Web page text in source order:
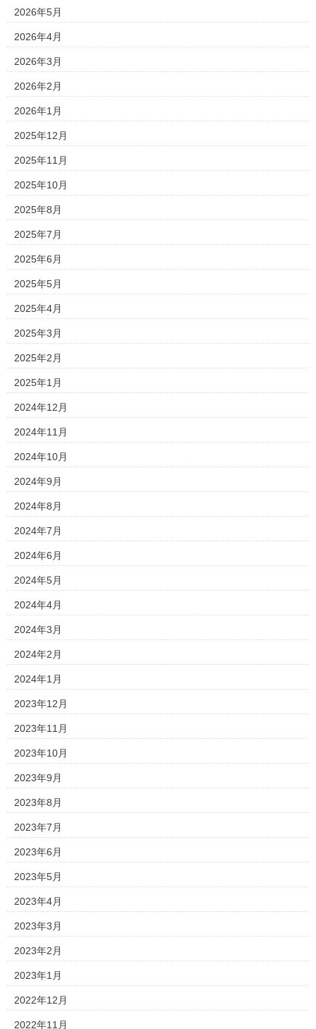
2026年5月
2026年4月
2026年3月
2026年2月
2026年1月
2025年12月
2025年11月
2025年10月
2025年8月
2025年7月
2025年6月
2025年5月
2025年4月
2025年3月
2025年2月
2025年1月
2024年12月
2024年11月
2024年10月
2024年9月
2024年8月
2024年7月
2024年6月
2024年5月
2024年4月
2024年3月
2024年2月
2024年1月
2023年12月
2023年11月
2023年10月
2023年9月
2023年8月
2023年7月
2023年6月
2023年5月
2023年4月
2023年3月
2023年2月
2023年1月
2022年12月
2022年11月